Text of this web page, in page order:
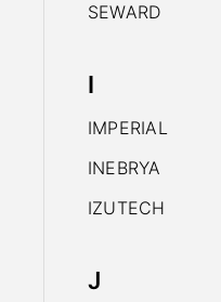
SEWARD
I
IMPERIAL
INEBRYA
IZUTECH
J